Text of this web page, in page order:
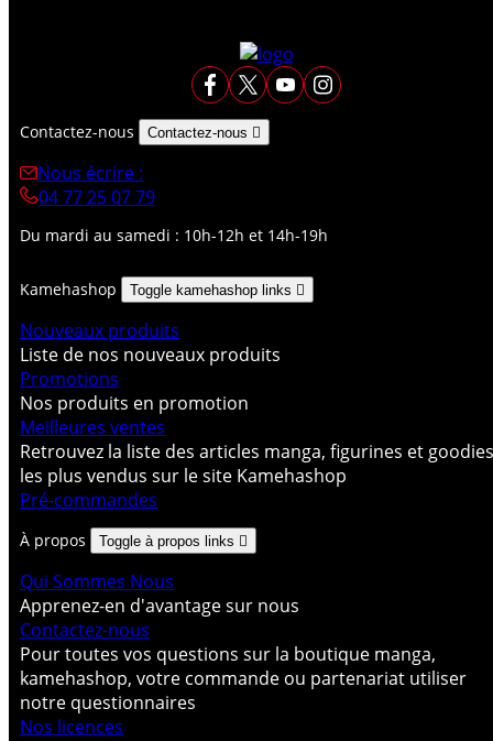
Contactez-nous Contactez-nous 
Nous écrire :
04 77 25 07 79
Du mardi au samedi : 10h-12h et 14h-19h
Kamehashop Toggle kamehashop links 
Nouveaux produits
Liste de nos nouveaux produits
Promotions
Nos produits en promotion
Meilleures ventes
Retrouvez la liste des articles manga, figurines et goodies
les plus vendus sur le site Kamehashop
Pré-commandes
À propos Toggle à propos links 
Qui Sommes Nous
Apprenez-en d'avantage sur nous
Contactez-nous
Pour toutes vos questions sur la boutique manga,
kamehashop, votre commande ou partenariat utiliser
notre questionnaires
Nos licences